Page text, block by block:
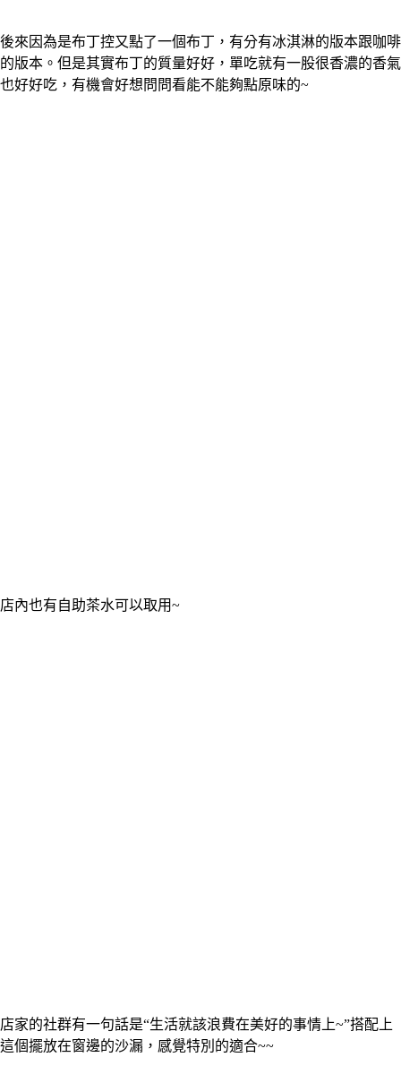
後來因為是布丁控又點了一個布丁，有分有冰淇淋的版本跟咖啡
的版本。但是其實布丁的質量好好，單吃就有一股很香濃的香氣
也好好吃，有機會好想問問看能不能夠點原味的~
店內也有自助茶水可以取用~
店家的社群有一句話是“生活就該浪費在美好的事情上~”搭配上
這個擺放在窗邊的沙漏，感覺特別的適合~~